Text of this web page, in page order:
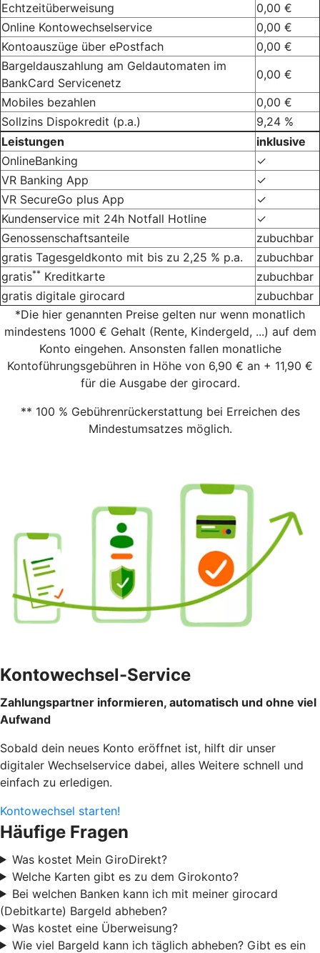
Echtzeitüberweisung
0,00 €
Online Kontowechselservice
0,00 €
Kontoauszüge über ePostfach
0,00 €
Bargeldauszahlung am Geldautomaten im
BankCard Servicenetz
0,00 €
Mobiles bezahlen
0,00 €
Sollzins Dispokredit (p.a.)
9,24 %
Leistungen
inklusive
OnlineBanking
✓
VR Banking App
✓
VR SecureGo plus App
✓
Kundenservice mit 24h Notfall Hotline
✓
Genossenschaftsanteile
zubuchbar
gratis Tagesgeldkonto mit bis zu 2,25 % p.a.
zubuchbar
gratis** Kreditkarte
zubuchbar
gratis digitale girocard
zubuchbar
*Die hier genannten Preise gelten nur wenn monatlich
mindestens 1000 € Gehalt (Rente, Kindergeld, ...) auf dem
Konto eingehen. Ansonsten fallen monatliche
Kontoführungsgebühren in Höhe von 6,90 € an + 11,90 €
für die Ausgabe der girocard.
** 100 % Gebührenrückerstattung bei Erreichen des
Mindestumsatzes möglich.
Kontowechsel-Service
Zahlungspartner informieren, automatisch und ohne viel
Aufwand
Sobald dein neues Konto eröffnet ist, hilft dir unser
digitaler Wechselservice dabei, alles Weitere schnell und
einfach zu erledigen.
Kontowechsel starten!
Häufige Fragen
Was kostet Mein GiroDirekt?
Welche Karten gibt es zu dem Girokonto?
Bei welchen Banken kann ich mit meiner girocard
(Debitkarte) Bargeld abheben?
Was kostet eine Überweisung?
Wie viel Bargeld kann ich täglich abheben? Gibt es ein